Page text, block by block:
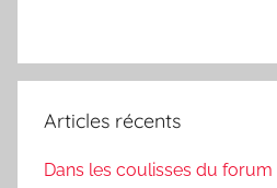
Articles récents
Dans les coulisses du forum